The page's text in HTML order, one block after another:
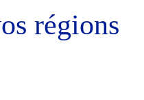
régions